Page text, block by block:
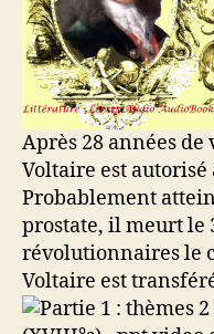
Après 28 années de
Voltaire est autorisé
Probablement
prostate, il meurt le
révolutionnaires le
Voltaire est